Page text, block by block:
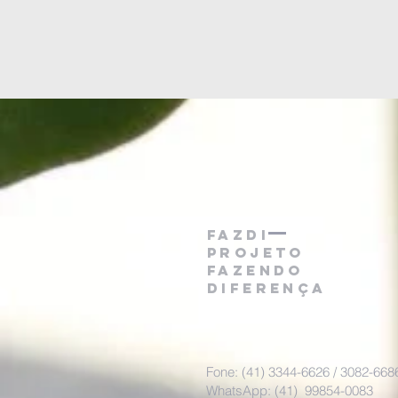
FAZDI
projeto
fazendo
diferença
Fone: (41) 3344-6626 / 3082-
WhatsApp: (41) 99854-0083